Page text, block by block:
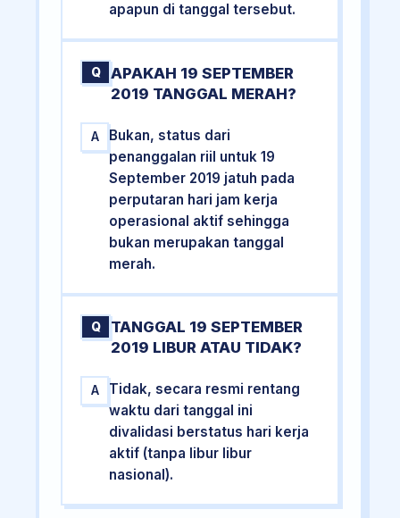
apapun di tanggal tersebut.
Q
APAKAH 19 SEPTEMBER
2019 TANGGAL MERAH?
A
Bukan, status dari
penanggalan riil untuk 19
September 2019 jatuh pada
perputaran hari jam kerja
operasional aktif sehingga
bukan merupakan tanggal
merah.
Q
TANGGAL 19 SEPTEMBER
2019 LIBUR ATAU TIDAK?
A
Tidak, secara resmi rentang
waktu dari tanggal ini
divalidasi berstatus hari kerja
aktif (tanpa libur libur
nasional).